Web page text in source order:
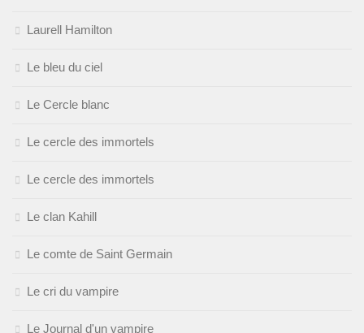
Laurell Hamilton
Le bleu du ciel
Le Cercle blanc
Le cercle des immortels
Le cercle des immortels
Le clan Kahill
Le comte de Saint Germain
Le cri du vampire
Le Journal d'un vampire